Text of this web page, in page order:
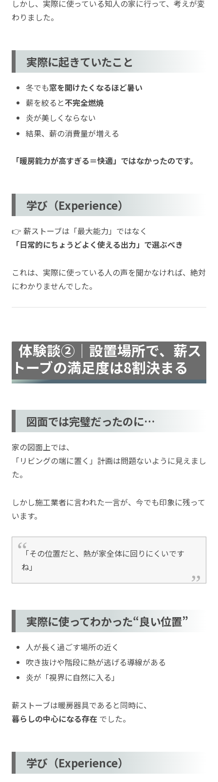
しかし、実際に使っている知人の家に行って、考えが変
わりました。
実際に起きていたこと
冬でも窓を開けたくなるほど暑い
薪を絞ると不完全燃焼
炎が美しくならない
結果、薪の消費量が増える
「暖房能力が高すぎる＝快適」ではなかったのです。
学び（Experience）
👉 薪ストーブは「最大能力」ではなく
「日常的にちょうどよく使える出力」で選ぶべき
これは、実際に使っている人の声を聞かなければ、絶対
にわかりませんでした。
体験談②｜設置場所で、薪ス
トーブの満足度は8割決まる
図面では完璧だったのに…
家の図面上では、
「リビングの端に置く」計画は問題ないように見えまし
た。
しかし施工業者に言われた一言が、今でも印象に残って
います。
「その位置だと、熱が家全体に回りにくいです
ね」
実際に使ってわかった“良い位置”
人が長く過ごす場所の近く
吹き抜けや階段に熱が逃げる導線がある
炎が「視界に自然に入る」
薪ストーブは暖房器具であると同時に、
暮らしの中心になる存在 でした。
学び（Experience）